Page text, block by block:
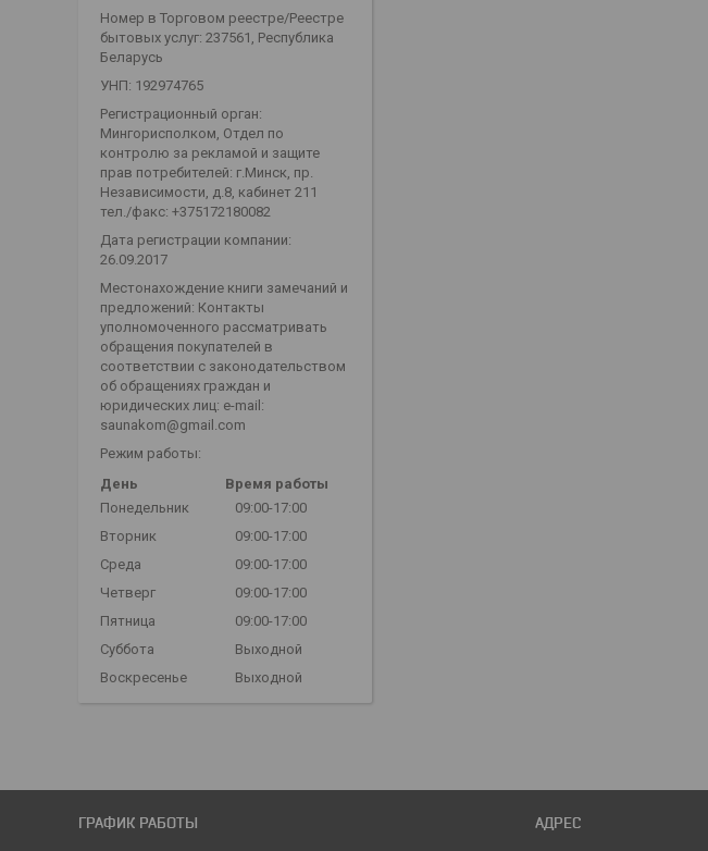
Номер в Торговом реестре/Реестре
бытовых услуг: 237561, Республика
Беларусь
УНП: 192974765
Регистрационный орган:
Мингорисполком, Отдел по
контролю за рекламой и защите
прав потребителей: г.Минск, пр.
Независимости, д.8, кабинет 211
тел./факс: +375172180082
Дата регистрации компании:
26.09.2017
Местонахождение книги замечаний и
предложений: Контакты
уполномоченного рассматривать
обращения покупателей в
соответствии с законодательством
об обращениях граждан и
юридических лиц: e-mail:
saunakom@gmail.com
Режим работы:
День
Время работы
Понедельник
09:00-17:00
Вторник
09:00-17:00
Среда
09:00-17:00
Четверг
09:00-17:00
Пятница
09:00-17:00
Суббота
Выходной
Воскресенье
Выходной
ГРАФИК РАБОТЫ